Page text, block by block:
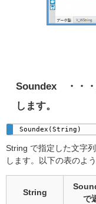
Soundex・・・
します。
Soundex(String)
String で指定した文字
します。以下の表のよ
String
で